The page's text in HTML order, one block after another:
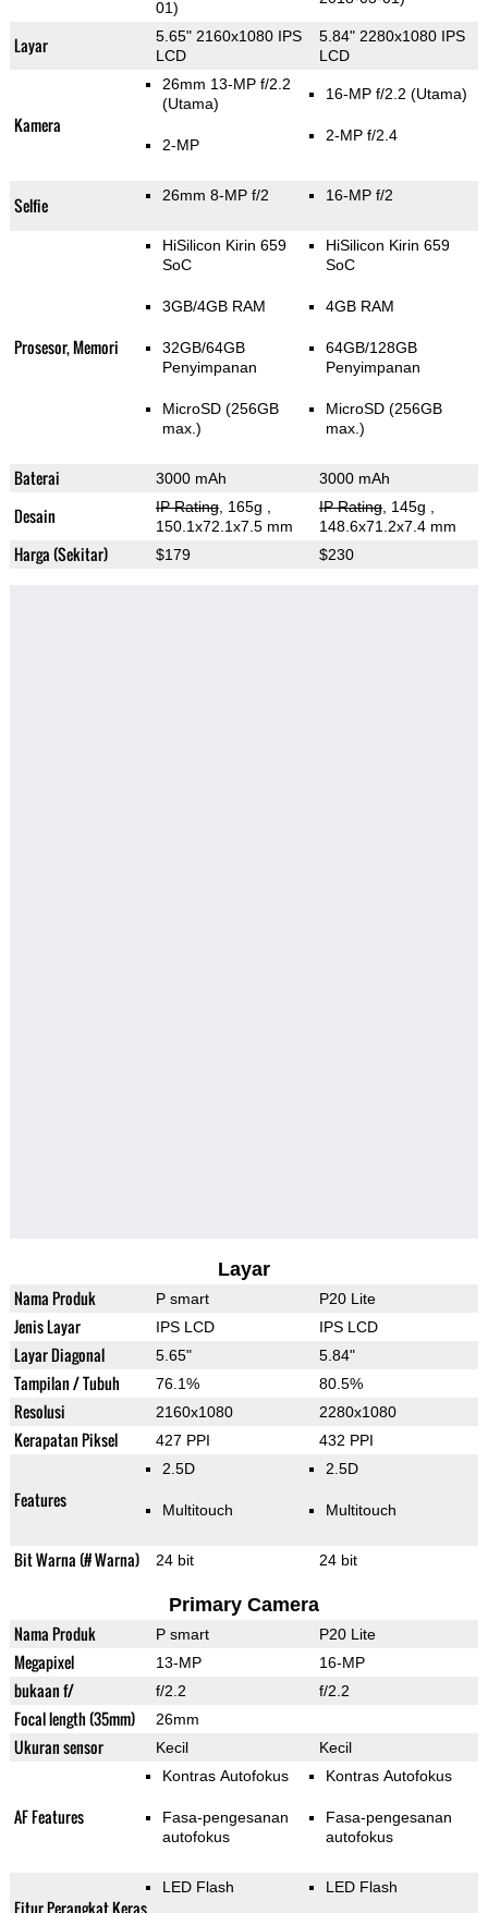
01)
Layar
5.65" 2160x1080 IPS
LCD
5.84" 2280x1080 IPS
LCD
Kamera
26mm 13-MP f/2.2
(Utama)
2-MP
16-MP f/2.2 (Utama)
2-MP f/2.4
Selfie 26mm 8-MP f/2 16-MP f/2
Prosesor, Memori
HiSilicon Kirin 659
SoC
3GB/4GB RAM
32GB/64GB
Penyimpanan
MicroSD (256GB
max.)
HiSilicon Kirin 659
SoC
4GB RAM
64GB/128GB
Penyimpanan
MicroSD (256GB
max.)
Baterai 3000 mAh 3000 mAh
Desain IP Rating, 165g
150.1x72.1x7.5 mm
IP Rating, 145g
148.6x71.2x7.4 mm
Harga (Sekitar) $179 $230
Layar
Nama Produk P smart P20 Lite
Jenis Layar IPS LCD IPS LCD
Layar Diagonal 5.65" 5.84"
Tampilan / Tubuh 76.1% 80.5%
Resolusi 2160x1080 2280x1080
Kerapatan Piksel 427 PPI 432 PPI
Features
2.5D
Multitouch
2.5D
Multitouch
Bit Warna (# Warna) 24 bit 24 bit
Primary Camera
Nama Produk P smart P20 Lite
Megapixel 13-MP 16-MP
bukaan f/ f/2.2 f/2.2
Focal length (35mm) 26mm
Ukuran sensor Kecil Kecil
AF Features
Kontras Autofokus
Fasa-pengesanan
autofokus
Kontras Autofokus
Fasa-pengesanan
autofokus
Fitur Perangkat Keras
LED Flash LED Flash